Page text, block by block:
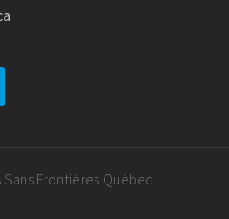
Frontières Québec.